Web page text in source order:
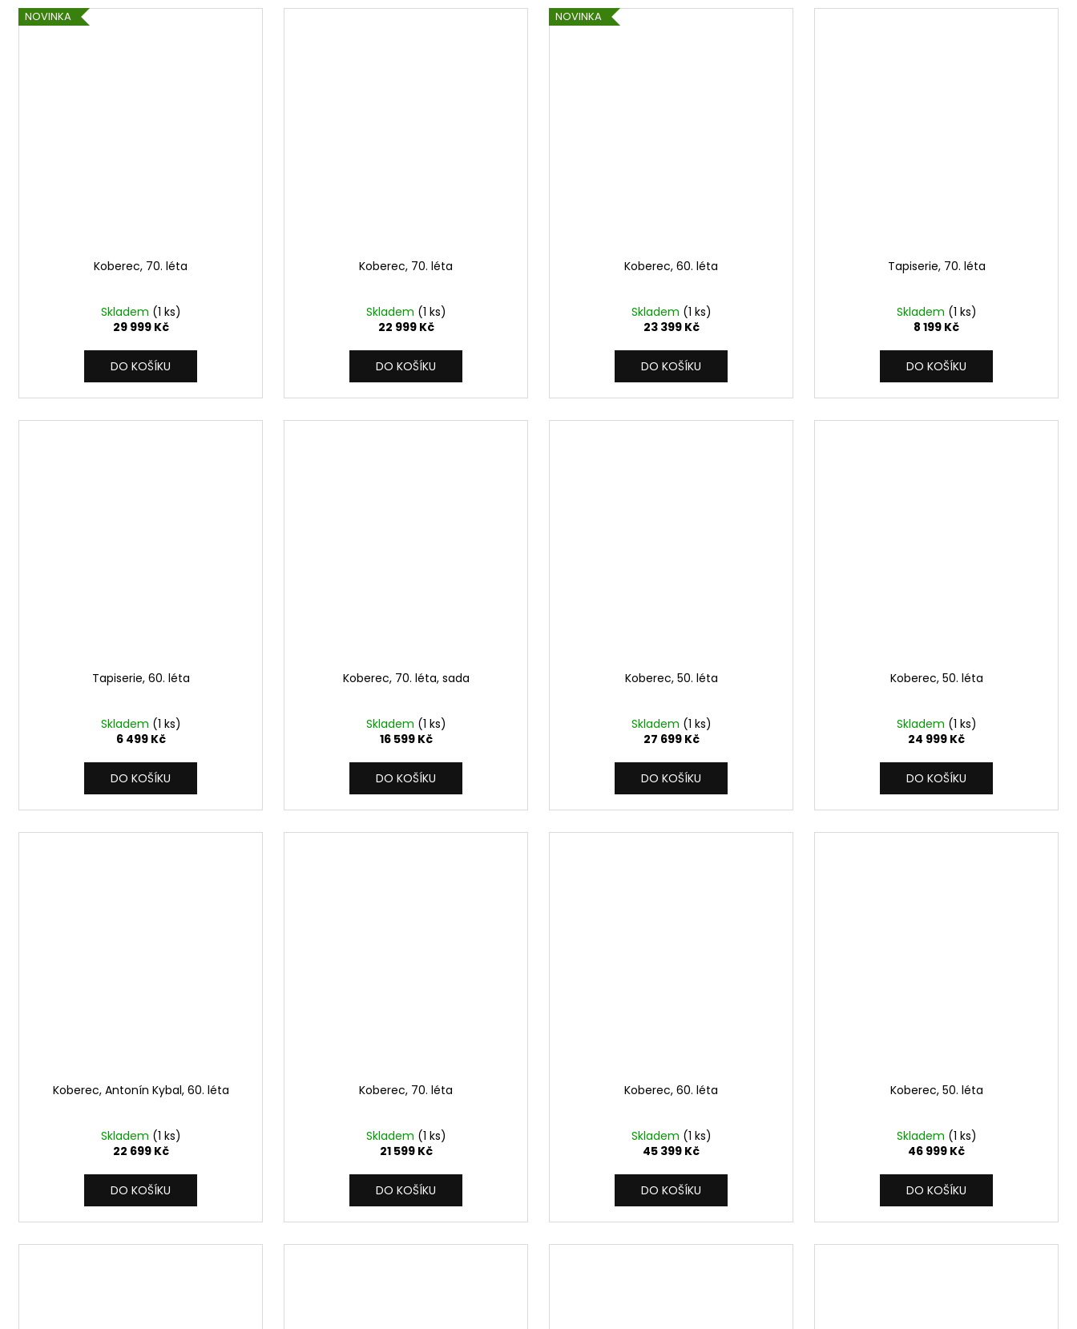
NOVINKA
Koberec, 70. léta
Skladem (1 ks)
29 999 Kč
DO KOŠÍKU
Koberec, 70. léta
Skladem (1 ks)
22 999 Kč
DO KOŠÍKU
NOVINKA
Koberec, 60. léta
Skladem (1 ks)
23 399 Kč
DO KOŠÍKU
Tapiserie, 70. léta
Skladem (1 ks)
8 199 Kč
DO KOŠÍKU
Tapiserie, 60. léta
Skladem (1 ks)
6 499 Kč
DO KOŠÍKU
Koberec, 70. léta, sada
Skladem (1 ks)
16 599 Kč
DO KOŠÍKU
Koberec, 50. léta
Skladem (1 ks)
27 699 Kč
DO KOŠÍKU
Koberec, 50. léta
Skladem (1 ks)
24 999 Kč
DO KOŠÍKU
Koberec, Antonín Kybal, 60. léta
Skladem (1 ks)
22 699 Kč
DO KOŠÍKU
Koberec, 70. léta
Skladem (1 ks)
21 599 Kč
DO KOŠÍKU
Koberec, 60. léta
Skladem (1 ks)
45 399 Kč
DO KOŠÍKU
Koberec, 50. léta
Skladem (1 ks)
46 999 Kč
DO KOŠÍKU